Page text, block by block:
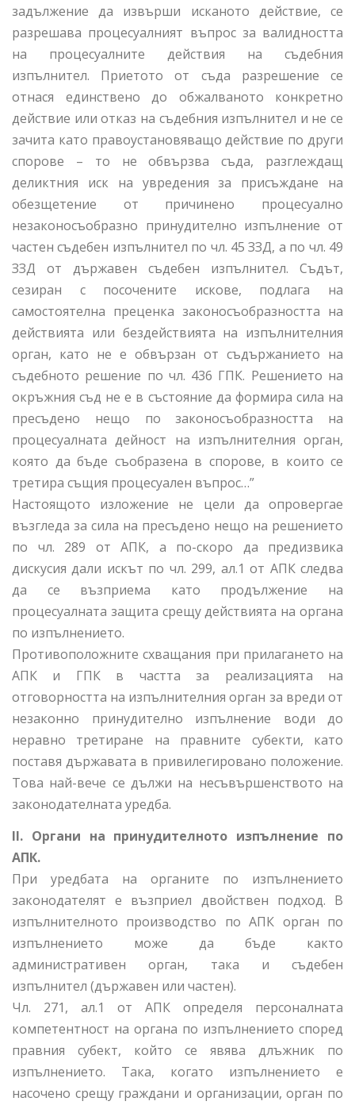
задължение да извърши исканото действие, се
разрешава процесуалният въпрос за валидността
на процесуалните действия на съдебния
изпълнител. Приетото от съда разрешение се
отнася единствено до обжалваното конкретно
действие или отказ на съдебния изпълнител и не се
зачита като правоустановяващо действие по други
спорове – то не обвързва съда, разглеждащ
деликтния иск на увредения за присъждане на
обезщетение от причинено процесуално
незаконосъобразно принудително изпълнение от
частен съдебен изпълнител по чл. 45 ЗЗД, а по чл. 49
ЗЗД от държавен съдебен изпълнител. Съдът,
сезиран с посочените искове, подлага на
самостоятелна преценка законосъобразността на
действията или бездействията на изпълнителния
орган, като не е обвързан от съдържанието на
съдебното решение по чл. 436 ГПК. Решението на
окръжния съд не е в състояние да формира сила на
пресъдено нещо по законосъобразността на
процесуалната дейност на изпълнителния орган,
която да бъде съобразена в спорове, в които се
третира същия процесуален въпрос…”
Настоящото изложение не цели да опровергае
възгледа за сила на пресъдено нещо на решението
по чл. 289 от АПК, а по-скоро да предизвика
дискусия дали искът по чл. 299, ал.1 от АПК следва
да се възприема като продължение на
процесуалната защита срещу действията на органа
по изпълнението.
Противоположните схващания при прилагането на
АПК и ГПК в частта за реализацията на
отговорността на изпълнителния орган за вреди от
незаконно принудително изпълнение води до
неравно третиране на правните субекти, като
поставя държавата в привилегировано положение.
Това най-вече се дължи на несъвършенството на
законодателната уредба.
II. Органи на принудителното изпълнение по
АПК.
При уредбата на органите по изпълнението
законодателят е възприел двойствен подход. В
изпълнителното производство по АПК орган по
изпълнението може да бъде както
административен орган, така и съдебен
изпълнител (държавен или частен).
Чл. 271, ал.1 от АПК определя персоналната
компетентност на органа по изпълнението според
правния субект, който се явява длъжник по
изпълнението. Така, когато изпълнението е
насочено срещу граждани и организации, орган по